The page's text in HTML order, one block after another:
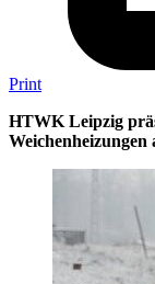
Print
HTWK Leipzig
Weichenheizungen